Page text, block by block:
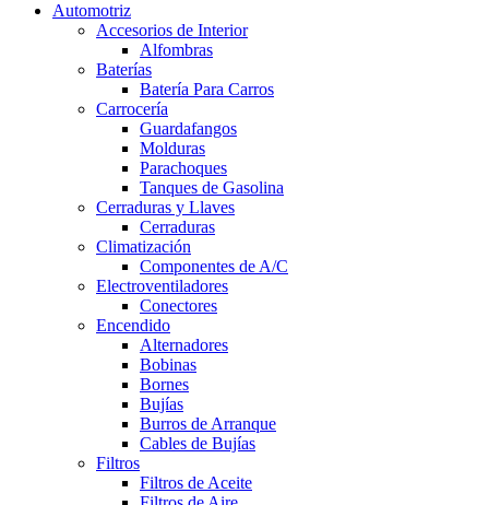
Automotriz
Accesorios de Interior
Alfombras
Baterías
Batería Para Carros
Carrocería
Guardafangos
Molduras
Parachoques
Tanques de Gasolina
Cerraduras y Llaves
Cerraduras
Climatización
Componentes de A/C
Electroventiladores
Conectores
Encendido
Alternadores
Bobinas
Bornes
Bujías
Burros de Arranque
Cables de Bujías
Filtros
Filtros de Aceite